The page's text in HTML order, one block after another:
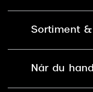
Sortiment
Når du